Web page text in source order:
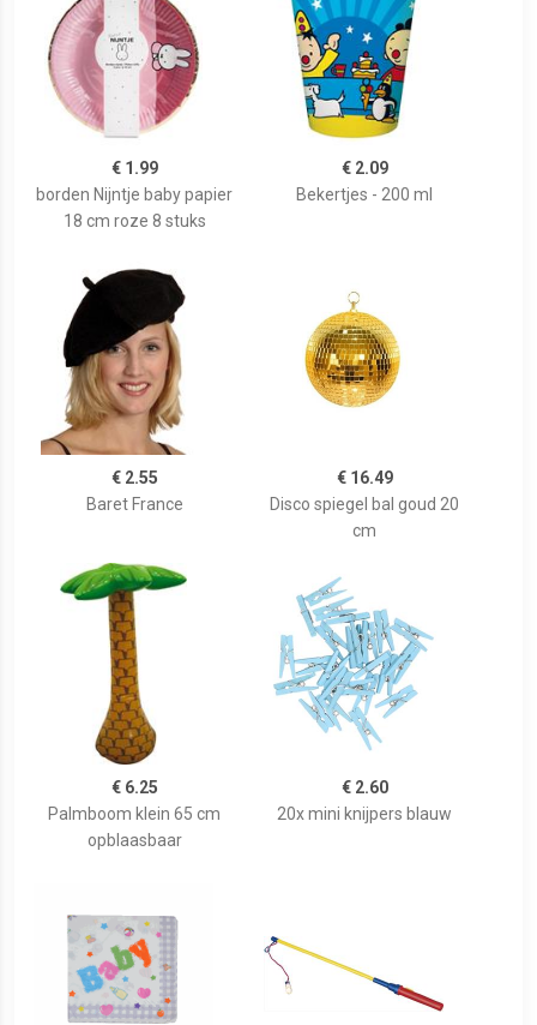
€ 1.99
borden Nijntje baby papier
18 cm roze 8 stuks
€ 2.09
Bekertjes - 200 ml
€ 2.55
Baret France
€ 16.49
Disco spiegel bal goud 20
cm
€ 6.25
Palmboom klein 65 cm
opblaasbaar
€ 2.60
20x mini knijpers blauw